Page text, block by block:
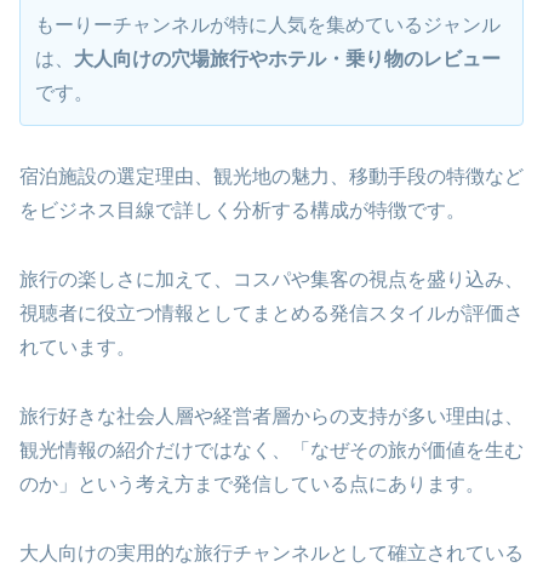
もーりーチャンネルが特に人気を集めているジャンル
は、 大人向けの穴場旅行やホテル・乗り物のレビュー
です。
宿泊施設の選定理由、観光地の魅力、移動手段の特徴など
をビジネス目線で詳しく分析する構成が特徴です。
旅行の楽しさに加えて、コスパや集客の視点を盛り込み、
視聴者に役立つ情報としてまとめる発信スタイルが評価さ
れています。
旅行好きな社会人層や経営者層からの支持が多い理由は、
観光情報の紹介だけではなく、「なぜその旅が価値を生む
のか」という考え方まで発信している点にあります。
大人向けの実用的な旅行チャンネルとして確立されている